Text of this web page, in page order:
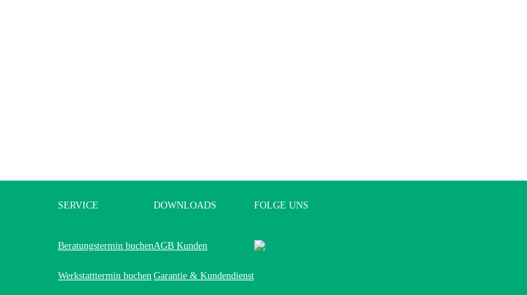
SERVICE
Beratungstermin buchen
Werkstatttermin buchen
DOWNLOADS
AGB Kunden
Garantie & Kundendienst
FOLGE UNS